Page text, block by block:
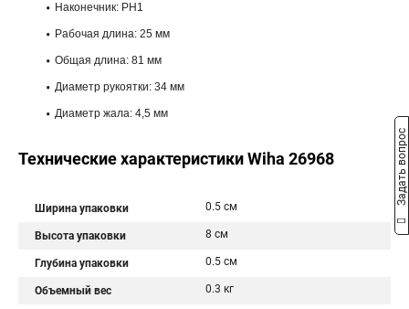
Наконечник: PH1
Рабочая длина: 25 мм
Общая длина: 81 мм
Диаметр рукоятки: 34 мм
Диаметр жала: 4,5 мм
Технические характеристики Wiha 26968
Ширина упаковки 0.5 см
Высота упаковки 8 см
Глубина упаковки 0.5 см
Объемный вес 0.3 кг
Задать вопрос